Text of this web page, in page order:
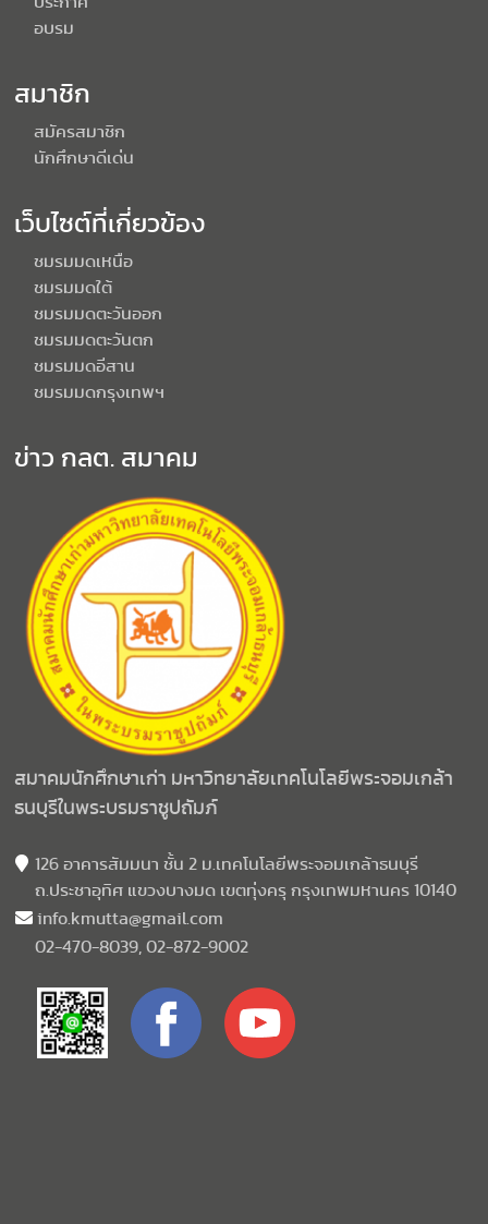
อบรม
สมาชิก
สมัครสมาชิก
นักศึกษาดีเด่น
เว็บไซต์ที่เกี่ยวข้อง
ชมรมมดเหนือ
ชมรมมดใต้
ชมรมมดตะวันออก
ชมรมมดตะวันตก
ชมรมมดอีสาน
ชมรมมดกรุงเทพฯ
ข่าว กลต. สมาคม
สมาคมนักศึกษาเก่า มหาวิทยาลัยเทคโนโลยีพระจอมเกล้า
ธนบุรีในพระบรมราชูปถัมภ์
126 อาคารสัมมนา ชั้น 2 ม.เทคโนโลยีพระจอมเกล้าธนบุรี
ถ.ประชาอุทิศ แขวงบางมด เขตทุ่งครุ กรุงเทพมหานคร 10140
info.kmutta@gmail.com
02-470-8039, 02-872-9002